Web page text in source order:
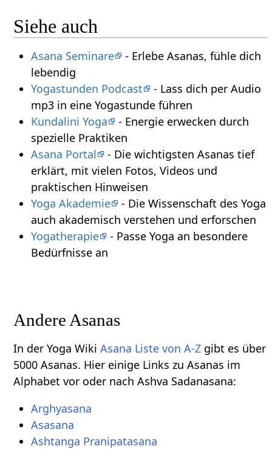
Siehe auch
Asana Seminare
- Erlebe Asanas, fühle dich
lebendig
Yogastunden Podcast
- Lass dich per Audio
mp3 in eine Yogastunde führen
Kundalini Yoga
- Energie erwecken durch
spezielle Praktiken
Asana Portal
- Die wichtigsten Asanas tief
erklärt, mit vielen Fotos, Videos und
praktischen Hinweisen
Yoga Akademie
- Die Wissenschaft des Yoga
auch akademisch verstehen und erforschen
Yogatherapie
- Passe Yoga an besondere
Bedürfnisse an
Andere Asanas
In der Yoga WikiAsana Liste von A-Z gibt es über
5000 Asanas. Hier einige Links zu Asanas im
Alphabet vor oder nach Ashva Sadanasana:
Arghyasana
Asasana
Ashtanga Pranipatasana